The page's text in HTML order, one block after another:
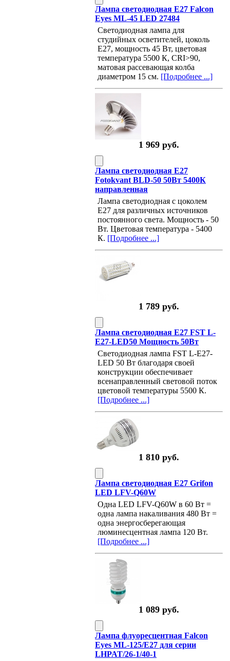
Лампа светодиодная E27 Falcon
Eyes ML-45 LED 27484
Светодиодная лампа для
студийных осветителей, цоколь
Е27, мощность 45 Вт, цветовая
температура 5500 К, CRI>90,
матовая рассевающая колба
диаметром 15 см. [Подробнее ...]
1 969 руб.
Лампа светодиодная E27
Fotokvant BLD-50 50Вт 5400К
направленная
Лампа светодиодная с цоколем
Е27 для различных источников
постоянного света. Мощность - 50
Вт. Цветовая температура - 5400
К. [Подробнее ...]
1 789 руб.
Лампа светодиодная E27 FST L-
E27-LED50 Мощность 50Вт
Светодиодная лампа FST L-E27-
LED 50 Вт благодаря своей
конструкции обеспечивает
всенаправленный световой поток
цветовой температуры 5500 К.
[Подробнее ...]
1 810 руб.
Лампа светодиодная E27 Grifon
LED LFV-Q60W
Одна LED LFV-Q60W в 60 Вт =
одна лампа накаливания 480 Вт =
одна энергосберегающая
люминесцентная лампа 120 Вт.
[Подробнее ...]
1 089 руб.
Лампа флуоресцентная Falcon
Eyes ML-125/E27 для серии
LHPAT/26-1/40-1